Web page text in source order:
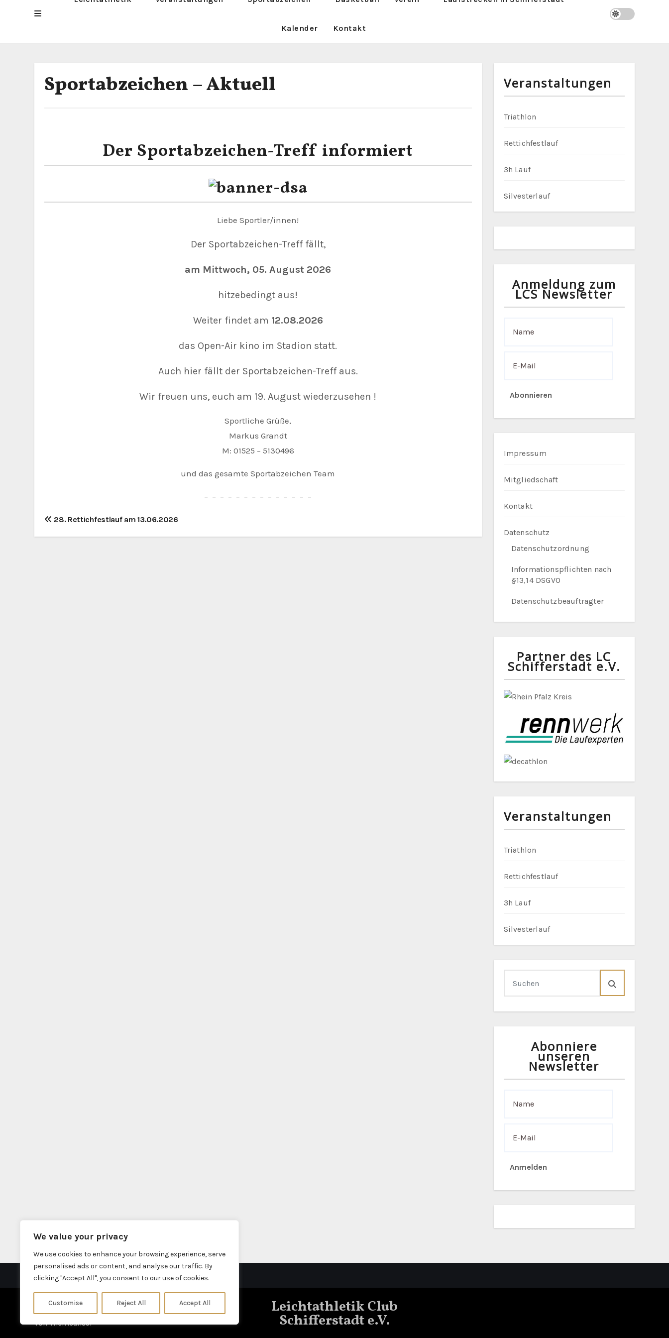
We value your privacy
We use cookies to enhance your browsing experience, serve
personalised ads or content, and analyse our traffic. By
clicking "Accept All", you consent to our use of cookies.
Customise Reject All Accept All
Kalender Kontakt
Sportabzeichen – Aktuell
Der Sportabzeichen-Treff informiert
Liebe Sportler/innen!
Der Sportabzeichen-Treff fällt,
am Mittwoch, 05. August 2026
hitzebedingt aus!
Weiter findet am 12.08.2026
das Open-Air kino im Stadion statt.
Auch hier fällt der Sportabzeichen-Treff aus.
Wir freuen uns, euch am 19. August wiederzusehen !
Sportliche Grüße,
Markus Grandt
M: 01525 – 5130496
und das gesamte Sportabzeichen Team
– – – – – – – – – – – – – –
B
e
28. Rettichfestlauf am 13.06.2026
Veranstaltungen
Triathlon
Rettichfestlauf
3h Lauf
Silvesterlauf
Anmeldung zum
LCS Newsletter
Abonnieren
Impressum
Mitgliedschaft
Kontakt
Datenschutz
Datenschutzordnung
Informationspflichten nach
§13,14 DSGVO
Datenschutzbeauftragter
Partner des LC
Schifferstadt e.V.
Veranstaltungen
Triathlon
Rettichfestlauf
3h Lauf
Silvesterlauf
Abonniere
unseren
Newsletter
Anmelden
Stolz präsentiert von WordPress
Theme: Fameup
vonThemeansar
Leichtathletik Club
Schifferstadt e.V.